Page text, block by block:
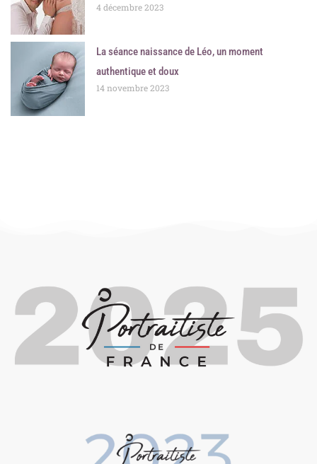
4 décembre 2023
La séance naissance de Léo, un moment
authentique et doux
14 novembre 2023